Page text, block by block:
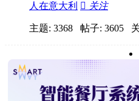
人在意大利  关注
主题: 3368 帖子: 3605